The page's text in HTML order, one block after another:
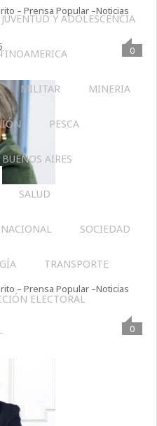
JUVENTUD Y ADOLESCENCIA
MILITAR MINERIA
PESCA
AIRES
SALUD
SOCIEDAD
TRANSPORTE
ELECTORAL
– Prensa Popular –Noticias
0
– Prensa Popular –Noticias
0